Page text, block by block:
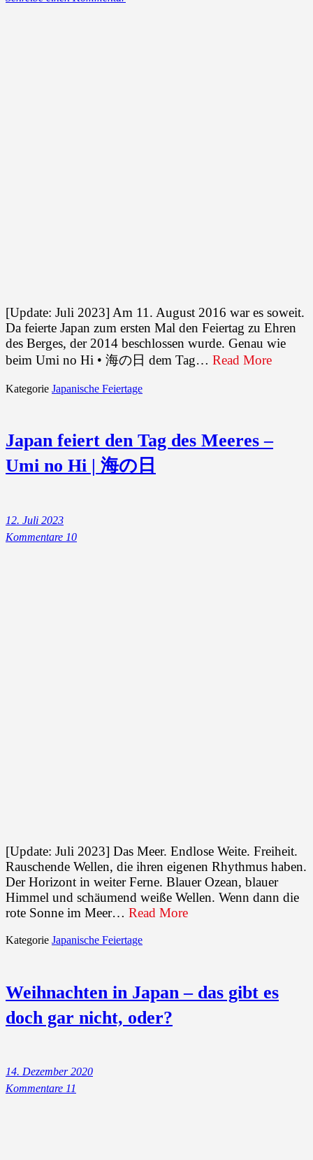
[Update: Juli 2023] Am 11. August 2016 war es soweit.
Da feierte Japan zum ersten Mal den Feiertag zu Ehren
des Berges, der 2014 beschlossen wurde. Genau wie
beim Umi no Hi • 海の日 dem Tag… Read More
Kategorie Japanische Feiertage
Japan feiert den Tag des Meeres –
Umi no Hi | 海の日
12. Juli 2023
Kommentare 10
[Update: Juli 2023] Das Meer. Endlose Weite. Freiheit.
Rauschende Wellen, die ihren eigenen Rhythmus haben.
Der Horizont in weiter Ferne. Blauer Ozean, blauer
Himmel und schäumend weiße Wellen. Wenn dann die
rote Sonne im Meer… Read More
Kategorie Japanische Feiertage
Weihnachten in Japan – das gibt es
doch gar nicht, oder?
14. Dezember 2020
Kommentare 11